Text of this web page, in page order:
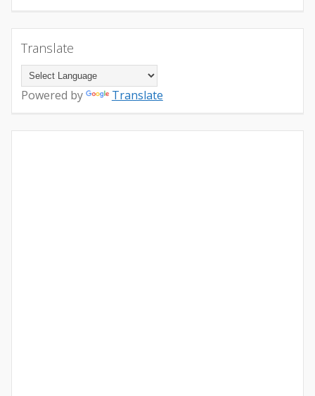
Translate
Powered by Translate